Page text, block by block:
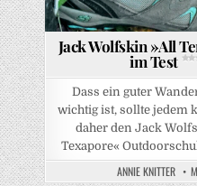
Jack Wolfskin »All
im Test
Dass ein guter
wichtig ist, sollte jedem
daher den Jack
Texapore«
ANNIE KNITTER